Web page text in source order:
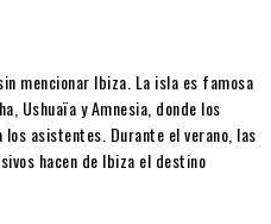
mencionar Ibiza. La isla es famosa
Ushuaïa y Amnesia, donde los
asistentes. Durante el verano, las
hacen de Ibiza el destino